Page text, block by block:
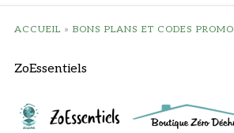
ACCUEIL » BONS PLANS ET CODES PROMO
ZoEssentiels